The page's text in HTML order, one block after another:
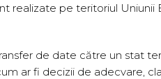
realizate pe teritoriul
de date către un stat
ar fi decizii de adecvare,